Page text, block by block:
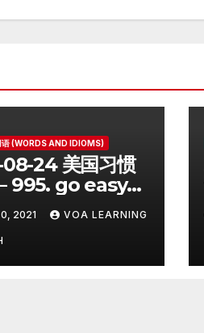
语 (WORDS AND IDIOMS)
24 美国习惯
995. go easy
2021 VOA LEARNING